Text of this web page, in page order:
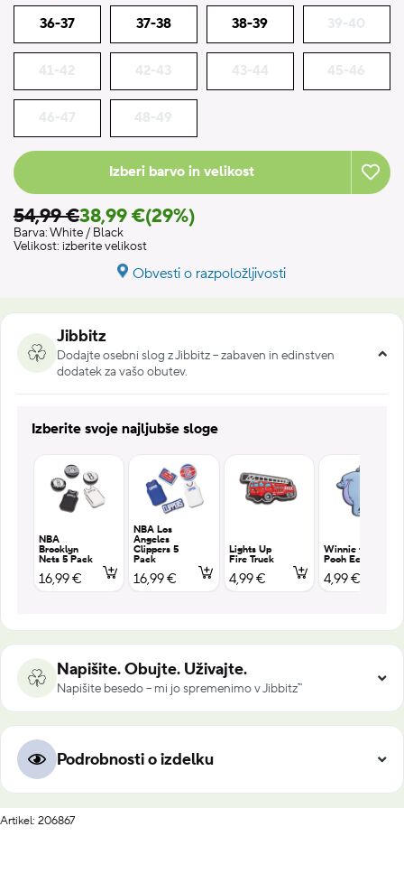
36-37 37-38 38-39 39-40
41-42 42-43 43-44 45-46
46-47 48-49
Izberi barvo in velikost
54,99 €38,99 €(29%)
Barva:White / Black
Velikost: izberite velikost
Obvesti o razpoložljivosti
Jibbitz
Dodajte osebni slog z Jibbitz – zabaven in edinstven
dodatek za vašo obutev.
Izberite svoje najljubše sloge
NBA
Brooklyn
Nets 5 Pack
16,99 €
NBA Los
Angeles
Clippers 5
Pack
16,99 €
Lights Up
Fire Truck
4,99 €
Winnie the
Pooh Eeyore
4,99 €
Napišite. Obujte. Uživajte.
Napišite besedo – mi jo spremenimo v Jibbitz™
Podrobnosti o izdelku
Artikel: 206867